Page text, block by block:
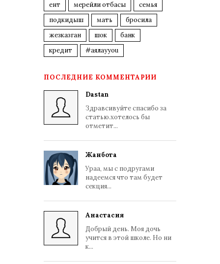
ент
мерейли отбасы
семья
подкидыш
мать
бросила
жезказган
шок
банк
кредит
#аялауyou
ПОСЛЕДНИЕ КОММЕНТАРИИ
Dastan
Здравсивуйте спасибо за
статью.хотелось бы
отметит...
Жанбота
Ураа, мы с подругами
надеемся что там будет
секция...
Анастасия
Добрый день. Моя дочь
учится в этой школе. Но ни
к...